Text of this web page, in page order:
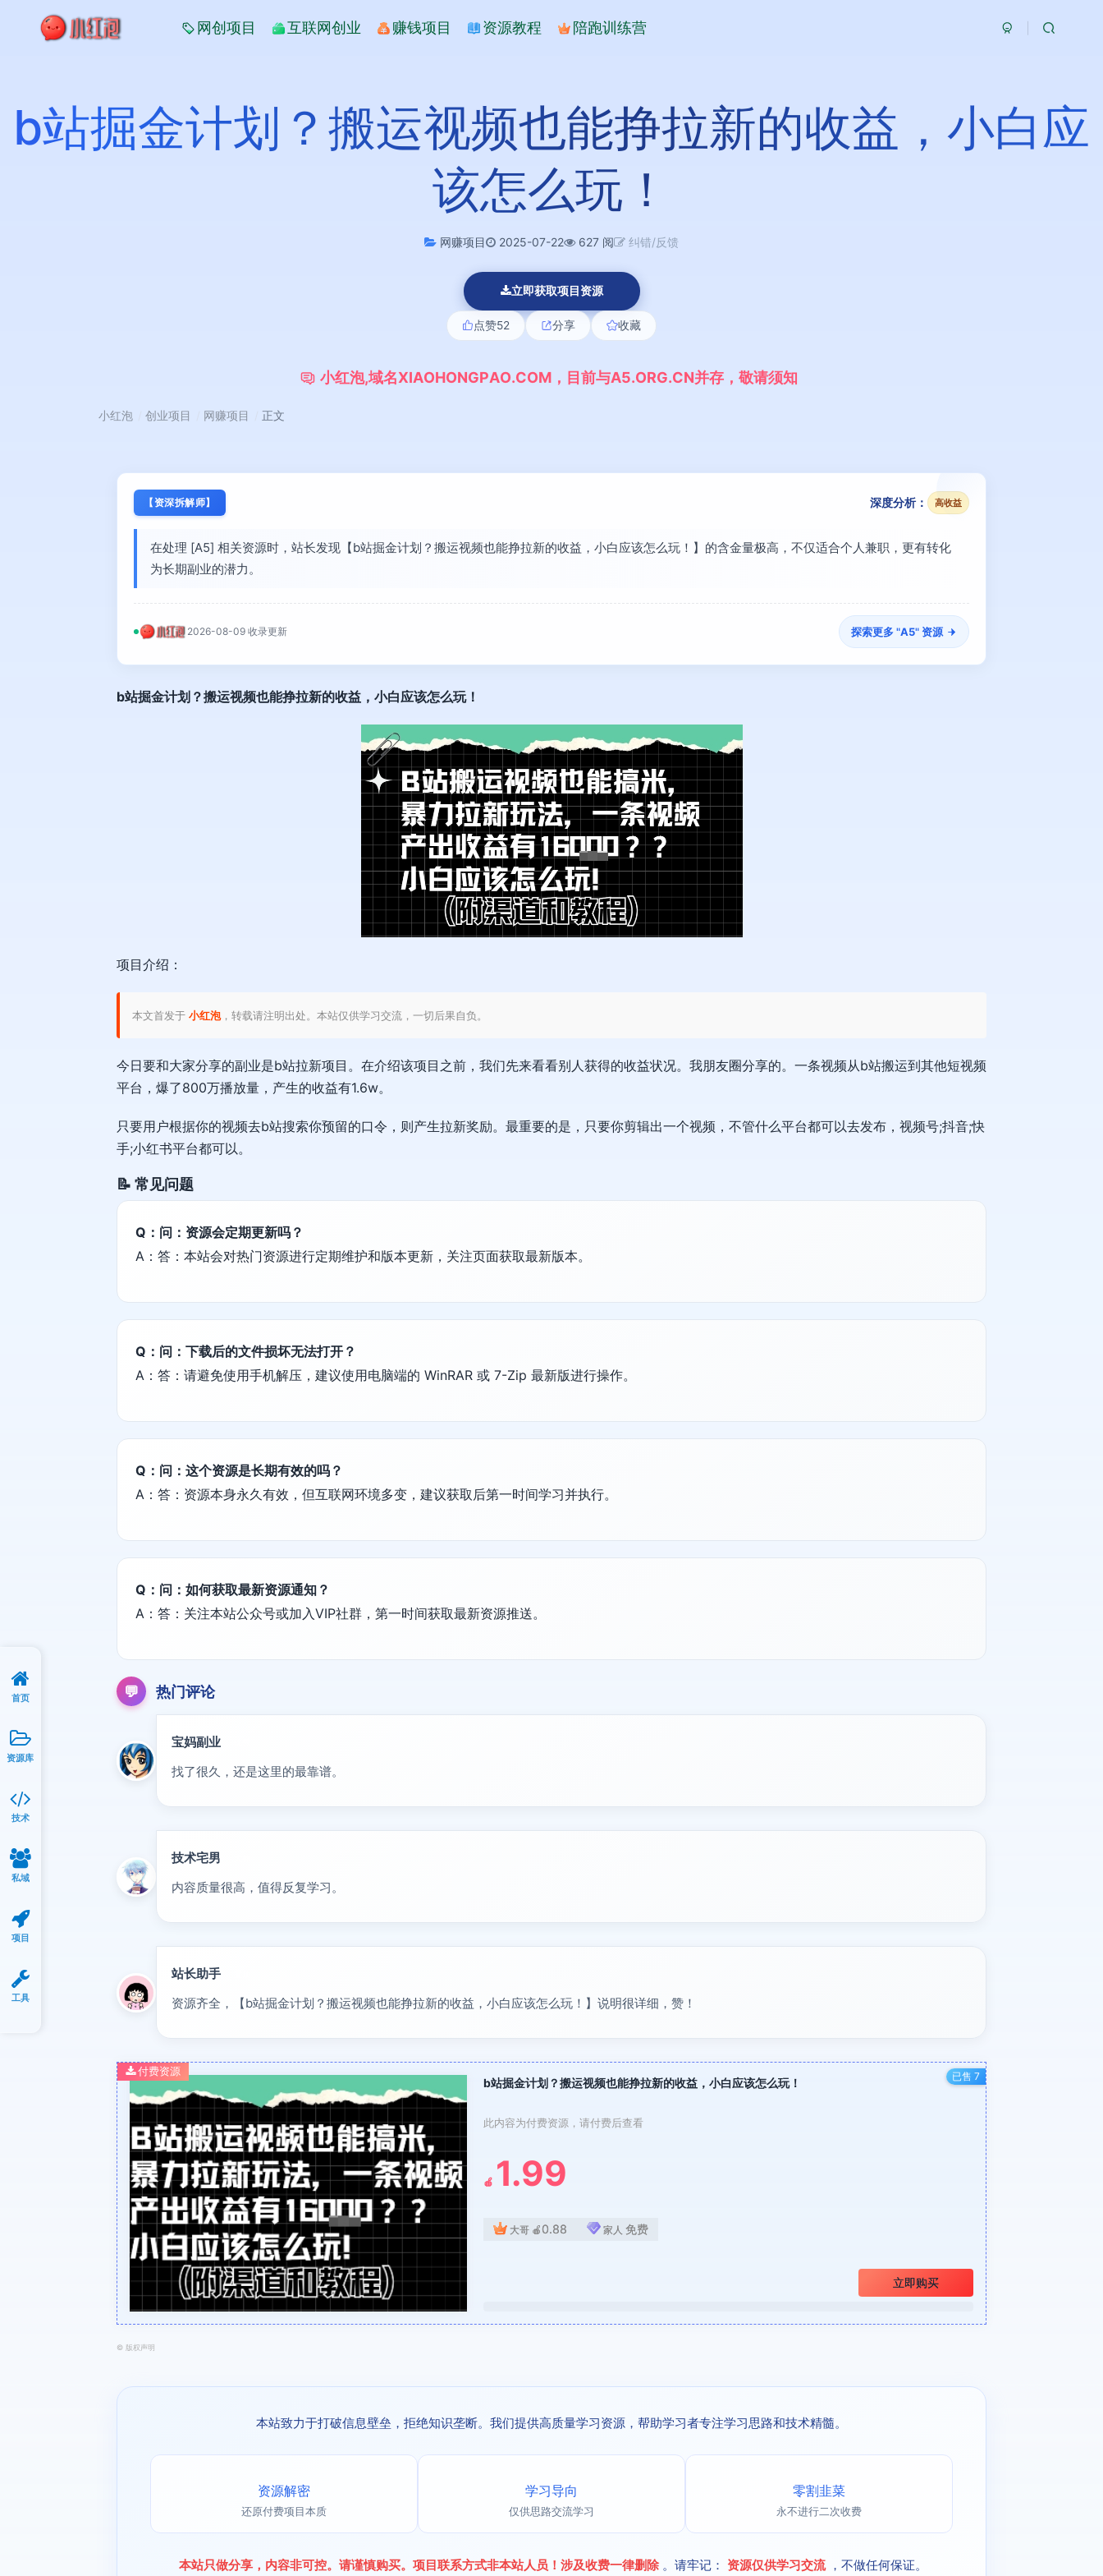
网创项目 互联网创业 赚钱项目 资源教程 陪跑训练营
b站掘金计划？搬运视频也能挣拉新的收益，小白应
该怎么玩！
网赚项目 2025-07-22 627 阅 纠错/反馈
立即获取项目资源
点赞52 分享 收藏
小红泡,域名XIAOHONGPAO.COM ， 目 前与A5.ORG.CN并存 ， 敬请须知
小红泡 创业项目 网赚项目 正文
【资深拆解师】 深度分析： 高收益
在处理 [A5] 相关资源时，站长发现【b站掘金计划？搬运视频也能挣拉新的收益，小白应该怎么玩！】的含金量极高，不仅适合个人兼职，更有转化
为长期副业的潜力。
2026-08-09 收录更新 探索更多 "A5" 资源
b站掘金计划 ？搬运视频也能挣拉新的收益，小白应该怎么玩！
项目介绍：
本文首发于 小红泡，转载请注明出处。本站仅供学习交流，一切后果自负。
今日要和大家分享的副业是b站拉新项目。在介绍该项目之前，我们先来看看别人获得的收益状况。我朋友圈分享的。一条视频从b站搬运到其他短视频
平台，爆了800万播放量，产生的收益有1.6w。
只要用户根据你的视频去b站搜索你预留的口令，则产生拉新奖励。最重要的是，只要你剪辑出一个视频，不管什么平台都可以去发布，视频号;抖音;快
手;小红书平台都可以。
📝 常见问题
Q：问：资源会定期更新吗？
A：答：本站会对热门资源进行定期维护和版本更新，关注页面获取最新版本。
Q：问：下载后的文件损坏无法打开？
A：答：请避免使用手机解压，建议使用电脑端的 WinRAR 或 7-Zip 最新版进行操作。
Q：问：这个资源是长期有效的吗？
A：答：资源本身永久有效，但互联网环境多变，建议获取后第一时间学习并执行。
Q：问：如何获取最新资源通知？
A：答：关注本站公众号或加入VIP社群，第一时间获取最新资源推送。
💬 热门评论
宝妈副业
找了很久，还是这里的最靠谱。
技术宅男
内容质量很高，值得反复学习。
站长助手
资源齐全，【b站掘金计划？搬运视频也能挣拉新的收益，小白应该怎么玩！】说明很详细，赞！
b站掘金计划？搬运视频也能挣拉新的收益，小白应该怎么玩！
此内容为付费资源，请付费后查看
🍎 1.99
大哥 🍎0.88 家人 免费
立即购买
付费资源 已售 7
© 版权声明
本站致力于打破信息壁垒，拒绝知识垄断。我们提供高质量学习资源，帮助学习者专注学习思路和技术精髓。
资源解密
还原付费项目本质
学习导向
仅供思路交流学习
零割韭菜
永不进行二次收费
本站只做分享，内容非可控。请谨慎购买。项目联系方式非本站人员！涉及收费一律删除 。请牢记： 资源仅供学习交流 ，不做任何保证。
首页
资源库
技术
私域
项目
工具